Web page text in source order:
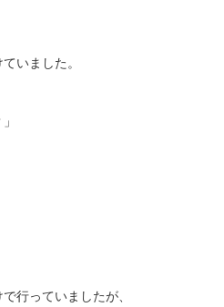
いました。
行っていましたが、